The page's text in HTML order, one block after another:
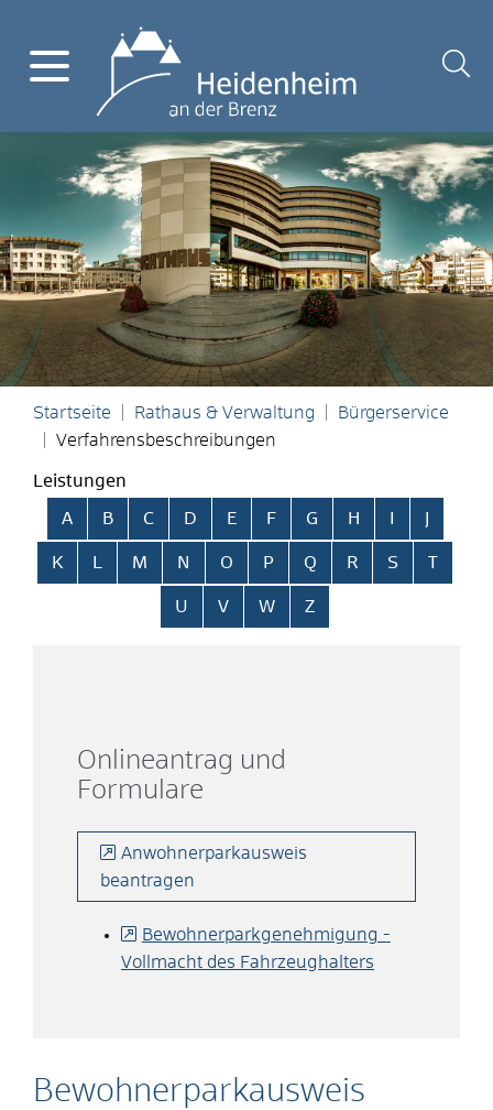
Startseite Rathaus & Verwaltung
Bürgerservice
Verfahrensbeschreibungen
Leistungen
Alphabetisches Register überspringen
A B C D E F G H
K L M N O P Q R S T
U V W Z
Bewohnerparkausweis
Onlineantrag und
Formulare
Anwohnerparkausweis
beantragen
Bewohnerparkgenehmigung -
Vollmacht des Fahrzeughalters